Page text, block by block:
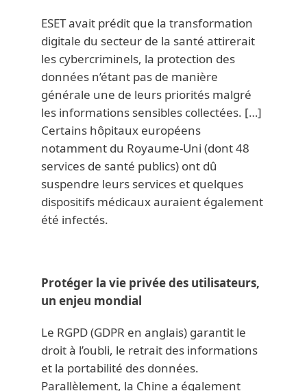
ESET avait prédit que la transformation
digitale du secteur de la santé attirerait
les cybercriminels, la protection des
données n’étant pas de manière
générale une de leurs priorités malgré
les informations sensibles collectées. […]
Certains hôpitaux européens
notamment du Royaume-Uni (dont 48
services de santé publics) ont dû
suspendre leurs services et quelques
dispositifs médicaux auraient également
été infectés.
Protéger la vie privée des utilisateurs,
un enjeu mondial
Le RGPD (GDPR en anglais) garantit le
droit à l’oubli, le retrait des informations
et la portabilité des données.
Parallèlement, la Chine a également